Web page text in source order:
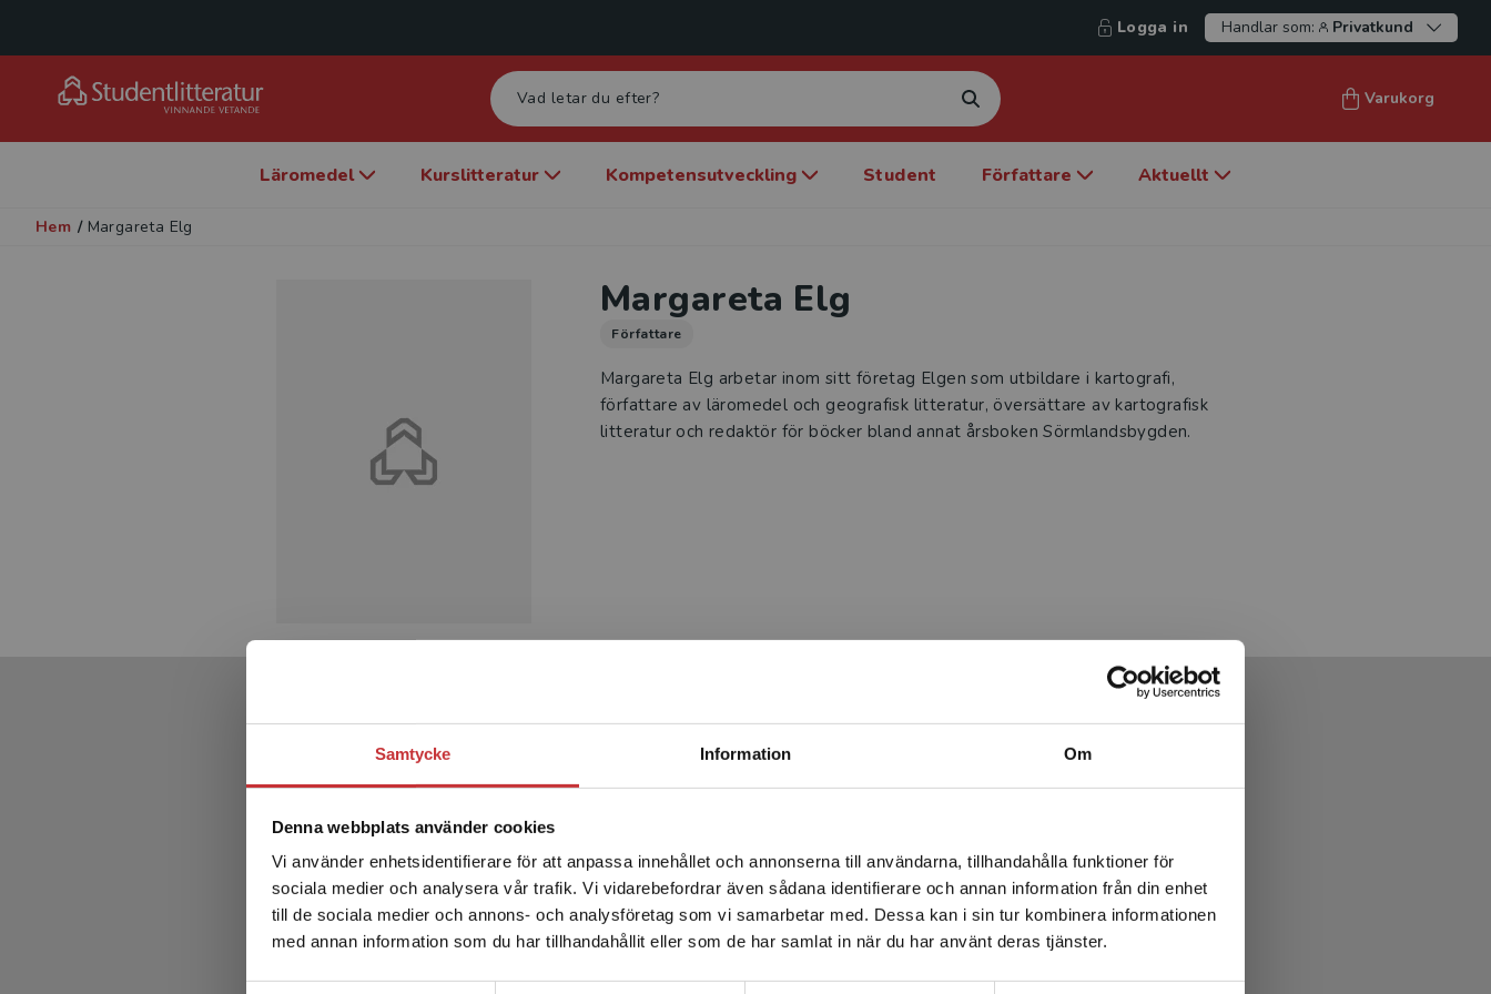
Samtycke Information Om
Denna webbplats använder cookies
Vi använder enhetsidentifierare för att anpassa innehållet och annonserna till användarna, tillhandahålla funktioner för
sociala medier och analysera vår trafik. Vi vidarebefordrar även sådana identifierare och annan information från din enhet
till de sociala medier och annons- och analysföretag som vi samarbetar med. Dessa kan i sin tur kombinera informationen
med annan information som du har tillhandahållit eller som de har samlat in när du har använt deras tjänster.
Begränsad fraktregion
Det verkar som att du besöker studentlitteratur.se via en
enhet utanför Sverige. Vi erbjuder inte leveranser utanför
Sverige. För att kunna slutföra ett köp måste
leveransadressen vara i Sverige.Läs mer
Logga in Handlar som: Privatkund
Varukorg
Läromedel Kurslitteratur Kompetensutveckling Student Författare Aktuellt
Hem / Margareta Elg
Margareta Elg
Författare
Margareta Elg arbetar inom sitt företag Elgen som utbildare i kartografi,
författare av läromedel och geografisk litteratur, översättare av kartografisk
litteratur och redaktör för böcker bland annat årsboken Sörmlandsbygden.
Produkter